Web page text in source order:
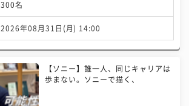
300名
2026年08月31日(月) 14:00
【ソニー】誰一人、同じキャリアは
歩まない。ソニーで描く、